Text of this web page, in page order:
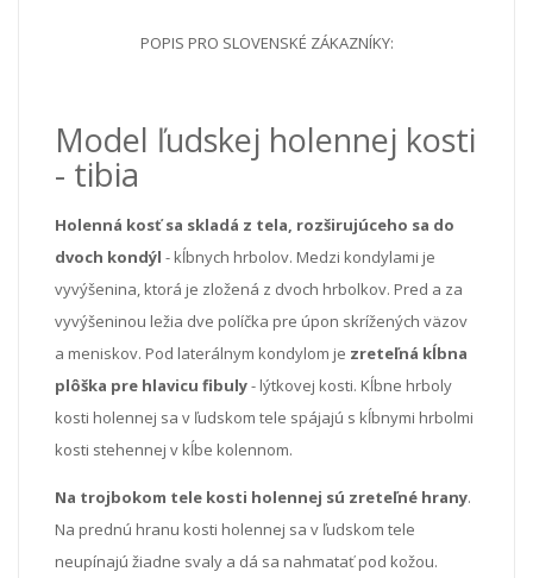
POPIS PRO SLOVENSKÉ ZÁKAZNÍKY:
Model ľudskej holennej kosti
- tibia
Holenná kosť sa skladá z tela, rozširujúceho sa do
dvoch kondýl - kĺbnych hrbolov. Medzi kondylami je
vyvýšenina, ktorá je zložená z dvoch hrbolkov. Pred a za
vyvýšeninou ležia dve políčka pre úpon skrížených väzov
a meniskov. Pod laterálnym kondylom je zreteľná kĺbna
plôška pre hlavicu fibuly- lýtkovej kosti. Kĺbne hrboly
kosti holennej sa v ľudskom tele spájajú s kĺbnymi hrbolmi
kosti stehennej v kĺbe kolennom.
Na trojbokom tele kosti holennej sú zreteľné hrany.
Na prednú hranu kosti holennej sa v ľudskom tele
neupínajú žiadne svaly a dá sa nahmatať pod kožou.